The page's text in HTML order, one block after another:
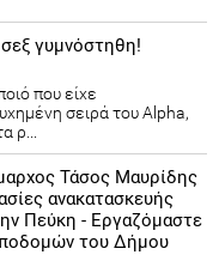
γυμνόστηθη!
που είχε
σειρά του Alpha,
ρ...
Τάσος Μαυρίδης
ανακατασκευής
Πεύκη - Εργαζόμαστε
του Δήμου